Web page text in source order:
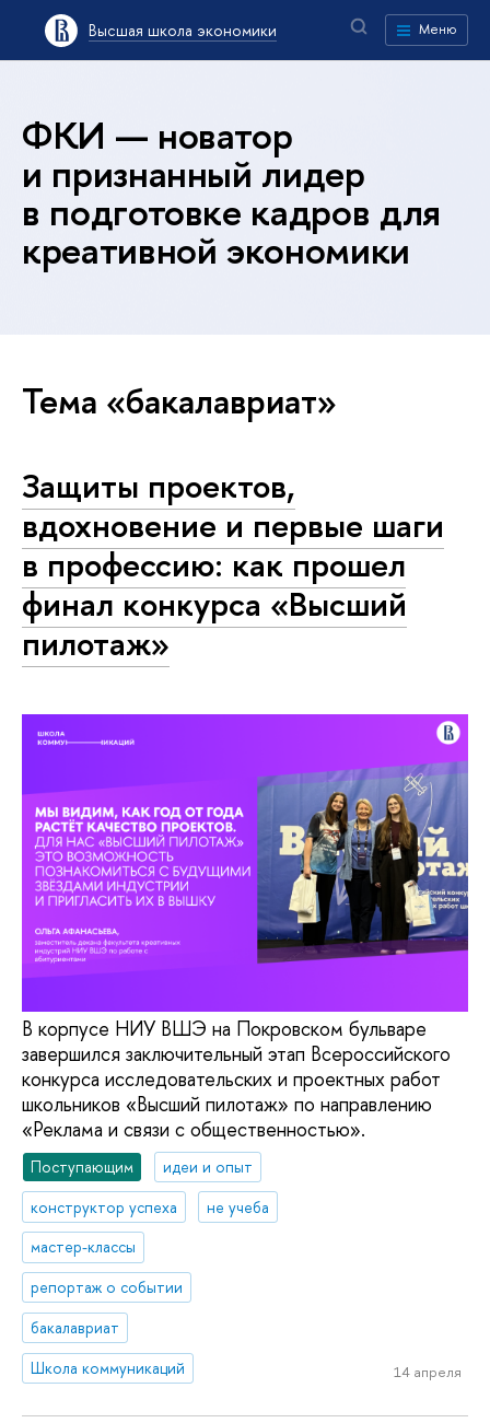
Высшая школа экономики Меню
ФКИ — новатор
и признанный лидер
в подготовке кадров для
креативной экономики
Тема «бакалавриат»
Защиты проектов,
вдохновение и первые шаги
в профессию: как прошел
финал конкурса «Высший
пилотаж»
В корпусе НИУ ВШЭ на Покровском бульваре
завершился заключительный этап Всероссийского
конкурса исследовательских и проектных работ
школьников «Высший пилотаж» по направлению
«Реклама и связи с общественностью».
Поступающим
идеи и опыт
конструктор успеха
не учеба
мастер-классы
репортаж о событии
бакалавриат
Школа коммуникаций
14 апреля